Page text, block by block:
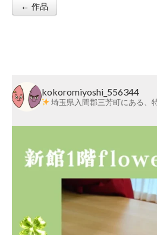
Post navigation
← 作品
kokoromiyoshi_556344
埼玉県入間郡三芳町にある、